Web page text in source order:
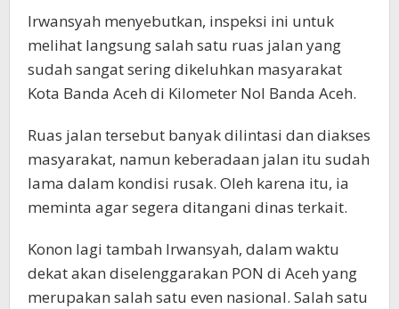
Irwansyah menyebutkan, inspeksi ini untuk
melihat langsung salah satu ruas jalan yang
sudah sangat sering dikeluhkan masyarakat
Kota Banda Aceh di Kilometer Nol Banda Aceh.
Ruas jalan tersebut banyak dilintasi dan diakses
masyarakat, namun keberadaan jalan itu sudah
lama dalam kondisi rusak. Oleh karena itu, ia
meminta agar segera ditangani dinas terkait.
Konon lagi tambah Irwansyah, dalam waktu
dekat akan diselenggarakan PON di Aceh yang
merupakan salah satu even nasional. Salah satu